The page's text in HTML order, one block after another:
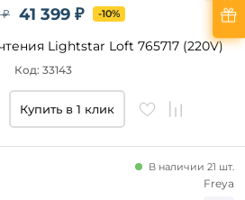
41 399 ₽
₽ -10%
Lightstar Loft 765717 (220V)
Код: 33143
Купить в 1 клик
В наличии 21 шт.
Freya